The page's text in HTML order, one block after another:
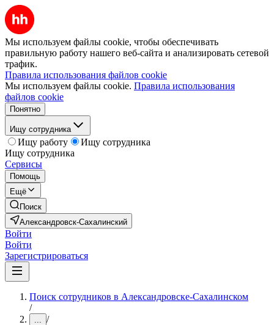
Мы используем файлы cookie, чтобы обеспечивать
правильную работу нашего веб-сайта и анализировать сетевой
трафик.
Правила использования файлов cookie
Мы используем файлы cookie. Правила использования
файлов cookie
Понятно
Ищу сотрудника
Ищу работу
Ищу сотрудника
Ищу сотрудника
Сервисы
Помощь
Ещё
Поиск
Александровск-Сахалинский
Войти
Войти
Зарегистрироваться
Поиск сотрудников в Александровске-Сахалинском
/
... /